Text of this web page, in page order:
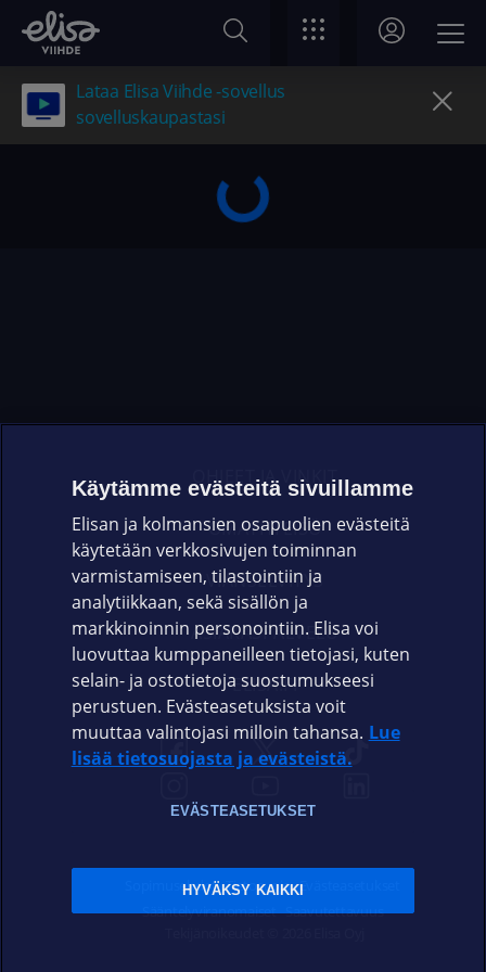
Lataa Elisa Viihde -sovellus
sovelluskaupastasi
OHJEET JA VINKIT
OMAYHTEISÖ
VIANSELVITYS
ASIAKASPALVELU
ELISA.FI
Sopimusehdot Tietosuoja Evästeasetukset
Sääntelyviranomaiset Saavutettavuus
Käytämme evästeitä sivuillamme
Elisan ja kolmansien osapuolien evästeitä
käytetään verkkosivujen toiminnan
varmistamiseen, tilastointiin ja
analytiikkaan, sekä sisällön ja
markkinoinnin personointiin. Elisa voi
luovuttaa kumppaneilleen tietojasi, kuten
selain- ja ostotietoja suostumukseesi
perustuen. Evästeasetuksista voit
muuttaa valintojasi milloin tahansa. Lue
lisää tietosuojasta ja evästeistä.
EVÄSTEASETUKSET
HYVÄKSY KAIKKI